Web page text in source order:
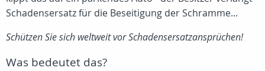
Schadensersatz für die Beseitigung der Schramme...
Schützen Sie sich weltweit vor Schadensersatzansprüchen!
Was bedeutet das?